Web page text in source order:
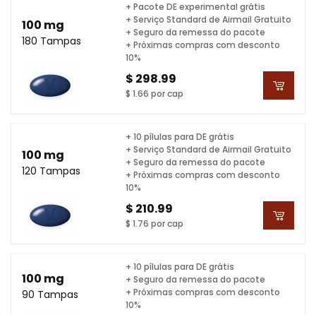
100 mg
180 Tampas
$ 298.99
$ 1.66 por cap
+ Pacote DE experimental grátis
+ Serviço Standard de Airmail Gratuito
+ Seguro da remessa do pacote
+ Próximas compras com desconto
10%
100 mg
120 Tampas
$ 210.99
$ 1.76 por cap
+ 10 pílulas para DE grátis
+ Serviço Standard de Airmail Gratuito
+ Seguro da remessa do pacote
+ Próximas compras com desconto
10%
100 mg
90 Tampas
+ 10 pílulas para DE grátis
+ Seguro da remessa do pacote
+ Próximas compras com desconto
10%